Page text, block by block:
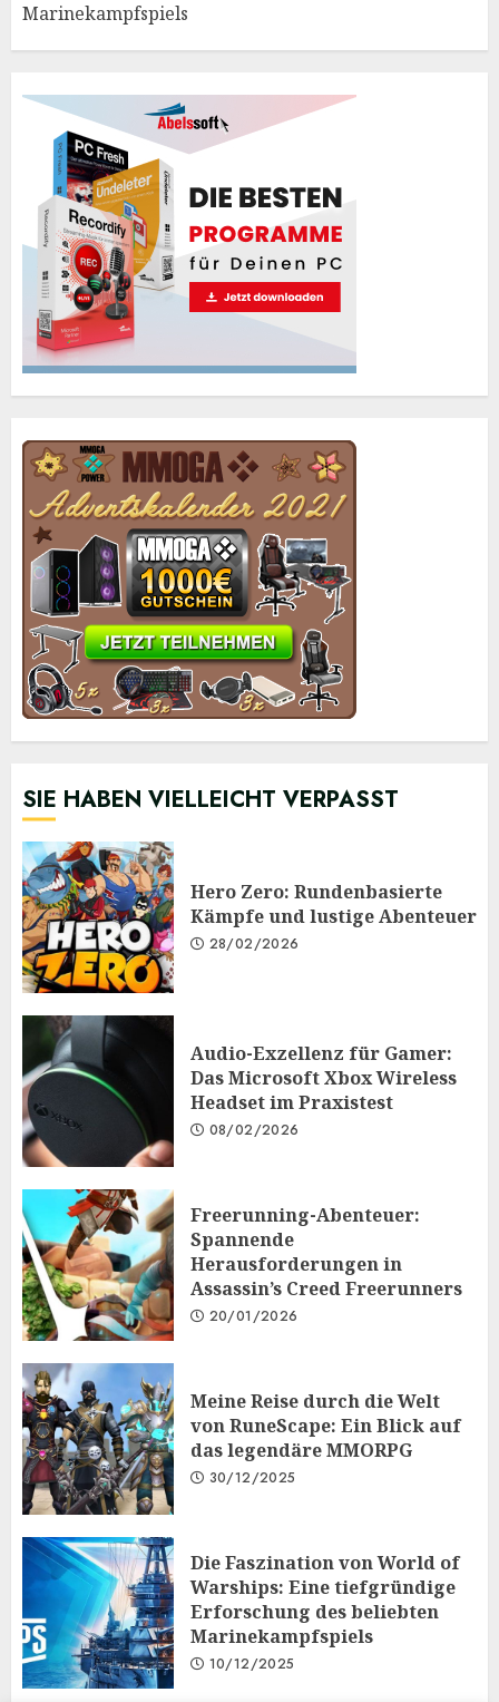
Marinekampfspiels
SIE HABEN VIELLEICHT VERPASST
Hero Zero: Rundenbasierte
Kämpfe und lustige Abenteuer
28/02/2026
Audio-Exzellenz für Gamer:
Das Microsoft Xbox Wireless
Headset im Praxistest
08/02/2026
Freerunning-Abenteuer:
Spannende
Herausforderungen in
Assassin’s Creed Freerunners
20/01/2026
Meine Reise durch die Welt
von RuneScape: Ein Blick auf
das legendäre MMORPG
30/12/2025
Die Faszination von World of
Warships: Eine tiefgründige
Erforschung des beliebten
Marinekampfspiels
10/12/2025